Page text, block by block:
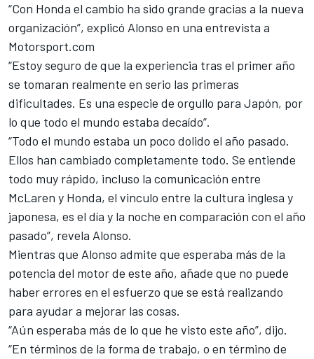
“Con Honda el cambio ha sido grande gracias a la nueva
organización”, explicó Alonso en una entrevista a
Motorsport.com
“Estoy seguro de que la experiencia tras el primer año
se tomaran realmente en serio las primeras
dificultades. Es una especie de orgullo para Japón, por
lo que todo el mundo estaba decaído”.
“Todo el mundo estaba un poco dolido el año pasado.
Ellos han cambiado completamente todo. Se entiende
todo muy rápido, incluso la comunicación entre
McLaren y Honda, el vinculo entre la cultura inglesa y
japonesa, es el día y la noche en comparación con el año
pasado”, revela Alonso.
Mientras que Alonso admite que esperaba más de la
potencia del motor de este año, añade que no puede
haber errores en el esfuerzo que se está realizando
para ayudar a mejorar las cosas.
“Aún esperaba más de lo que he visto este año”, dijo.
“En términos de la forma de trabajo, o en término de